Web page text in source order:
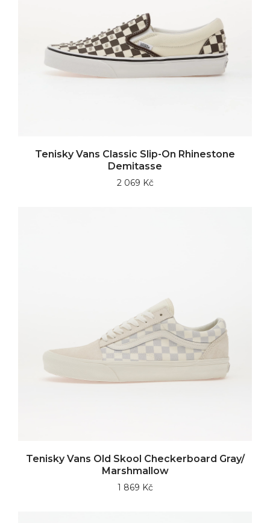
Tenisky Vans Classic Slip-On Rhinestone
Demitasse
2 069 Kč
Tenisky Vans Old Skool Checkerboard Gray/
Marshmallow
1 869 Kč